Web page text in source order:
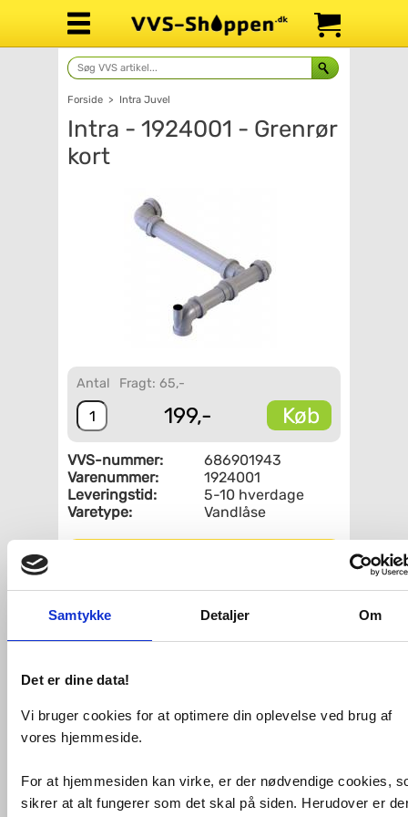
Samtykke Detaljer Om
Det er dine data!
Vi bruger cookies for at optimere din oplevelse ved brug af
vores hjemmeside.
For at hjemmesiden kan virke, er der nødvendige cookies,
sikrer at alt fungerer som det skal på siden. Herudover er
Forside > Intra Juvel
Intra - 1924001 - Grenrør
kort
Antal Fragt: 65,-
199,- Køb
VVS-nummer:
686901943
Varenummer:
1924001
Leveringstid:
5-10 hverdage
Varetype:
Vandlåse
Bruges typisk til ST / STU 6063 og
Classic A eller C.
VVS-Shoppen.dk ApS
mail@vvs-shoppen.dk Handelsbetingelser Returvarer